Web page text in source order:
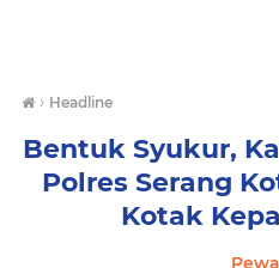
› Headline
Bentuk Syukur,
Polres Serang
Kotak